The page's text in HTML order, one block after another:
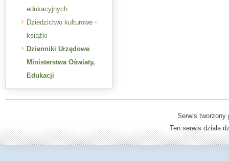
edukacyjnych
Dziedzictwo kulturowe -
książki
Dzienniki Urzędowe
Ministerstwa Oświaty,
Edukacji
Serwis
Ten serwis działa